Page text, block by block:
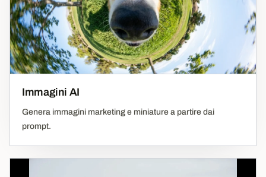
Immagini AI
Genera immagini marketing e miniature a partire dai
prompt.